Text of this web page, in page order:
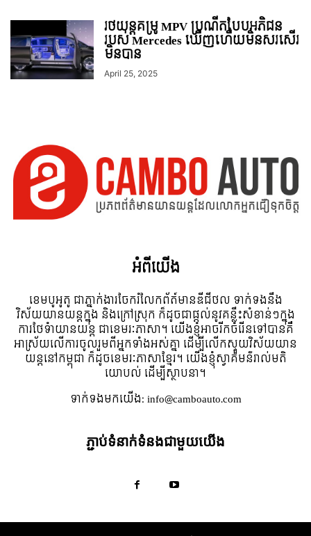
រថយន្ដគម្រូ MPV ប្រណីតបែបអភិជន
របស់ Mercedes ឃើញហើយមិនសរសើរ
មិនបាន
April 25, 2025
អំពី​យើង
ខេមបូអូតូ ជាភ្នាក់ងារចែករំលែកព័ត៍មានឌីជីថល ទាក់ទងនឹង
វិស័យយានយន្តក្នុង និងក្រៅស្រុក ក៏ដូចជាផ្តល់នូវគន្លឹះសំខាន់ៗក្នុង
ការថែទំាយានយន្ត ជាខេមរៈភាសា។ យើងខ្ញុំអាចរីកចំរើនទៅបានគឺ
អាស្រ័យលើការចូលរួមពីអ្នកទាំងអស់គ្នា ដើម្បីលើកស្ទួយវិស័យយាន
យន្តនៅកម្ពុជា ក៏ដូចខេមរៈភាសាខ្មែរ។ យើងខ្ញុំស្វាគមន៌រាល់មតិ
យោបល់ ដើម្បីស្ថាបនា។
ទាក់ទង​មក​យើង:info@camboauto.com
ភ្ជាប់ទំនាក់ទំនងជាមួយយើង